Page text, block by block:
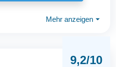
Mehr anzeigen ⏷
9,2/10